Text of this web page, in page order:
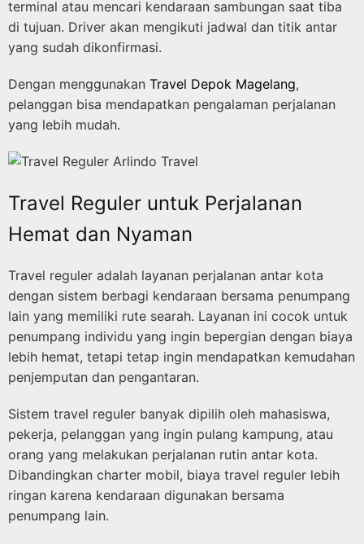
terminal atau mencari kendaraan sambungan saat tiba
di tujuan. Driver akan mengikuti jadwal dan titik antar
yang sudah dikonfirmasi.
Dengan menggunakan Travel Depok Magelang,
pelanggan bisa mendapatkan pengalaman perjalanan
yang lebih mudah.
Travel Reguler untuk Perjalanan
Hemat dan Nyaman
Travel reguler adalah layanan perjalanan antar kota
dengan sistem berbagi kendaraan bersama penumpang
lain yang memiliki rute searah. Layanan ini cocok untuk
penumpang individu yang ingin bepergian dengan biaya
lebih hemat, tetapi tetap ingin mendapatkan kemudahan
penjemputan dan pengantaran.
Sistem travel reguler banyak dipilih oleh mahasiswa,
pekerja, pelanggan yang ingin pulang kampung, atau
orang yang melakukan perjalanan rutin antar kota.
Dibandingkan charter mobil, biaya travel reguler lebih
ringan karena kendaraan digunakan bersama
penumpang lain.